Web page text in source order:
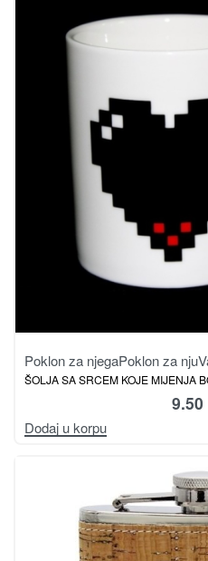
Poklon za njegaPoklon za nju
ŠOLJA SA SRCEM KOJE MIJENJA
9.50
Dodaj u korpu